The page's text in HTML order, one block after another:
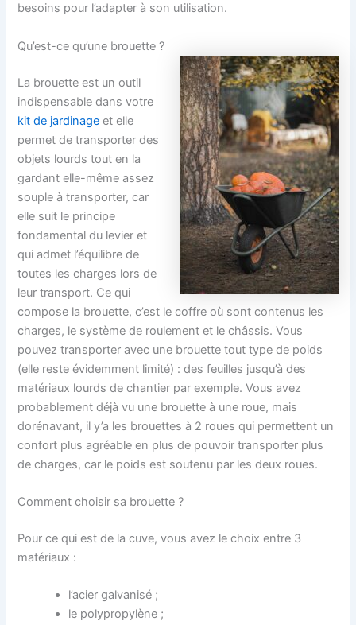
besoins pour l’adapter à son utilisation.
Qu’est-ce qu’une brouette ?
La brouette est un outil
indispensable dans votre
kit de jardinage et elle
permet de transporter des
objets lourds tout en la
gardant elle-même assez
souple à transporter, car
elle suit le principe
fondamental du levier et
qui admet l’équilibre de
toutes les charges lors de
leur transport. Ce qui
compose la brouette, c’est le coffre où sont contenus les
charges, le système de roulement et le châssis. Vous
pouvez transporter avec une brouette tout type de poids
(elle reste évidemment limité) : des feuilles jusqu’à des
matériaux lourds de chantier par exemple. Vous avez
probablement déjà vu une brouette à une roue, mais
dorénavant, il y’a les brouettes à 2 roues qui permettent un
confort plus agréable en plus de pouvoir transporter plus
de charges, car le poids est soutenu par les deux roues.
Comment choisir sa brouette ?
Pour ce qui est de la cuve, vous avez le choix entre 3
matériaux :
l’acier galvanisé ;
le polypropylène ;